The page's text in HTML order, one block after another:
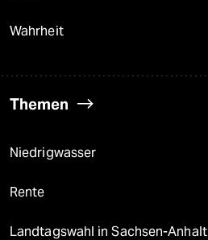
Wahrheit
Themen
Niedrigwasser
Rente
Landtagswahl in Sachsen-Anhalt